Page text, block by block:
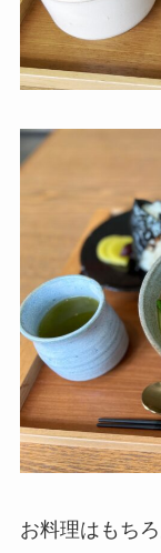
お料理はもち